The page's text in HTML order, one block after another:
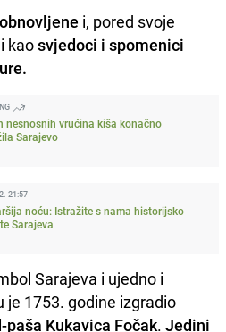
i, pored svoje
kaosvjedoci i spomenici
nesnosnih vrućina kiša konačno
Sarajevo
21:57
noću: Istražite s nama historijsko
Sarajeva
Sarajeva i ujedno i
1753. godine izgradio
paša Kukavica Fočak. Jedini